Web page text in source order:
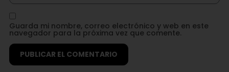
Guarda mi nombre, correo electrónico y web en este
navegador para la próxima vez que comente.